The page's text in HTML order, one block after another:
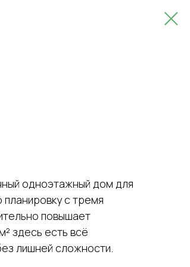
одноэтажный дом для
с тремя
повышает
здесь есть всё
лишней сложности.